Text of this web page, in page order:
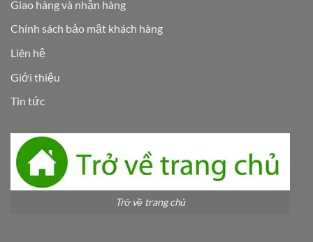
Giao hàng và nhận hàng
Chính sách bảo mật khách hàng
Liên hệ
Giới thiệu
Tin tức
Trở về trang chủ